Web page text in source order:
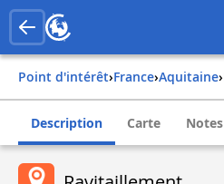
Point d'intérêt› france› aquitaine›
Description Carte